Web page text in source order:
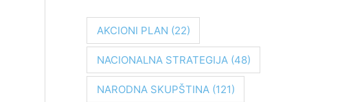
g
AKCIONI PLAN (22)
NACIONALNA STRATEGIJA(48)
NARODNA SKUPŠTINA(121)